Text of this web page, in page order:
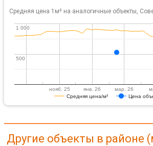
Средняя цена 1м² на аналогичные объекты,
Средняя цена/м² Цена
нояб. 25 янв. 26 мар. 26
500
500
1 000
1 000
Другие объекты в районе